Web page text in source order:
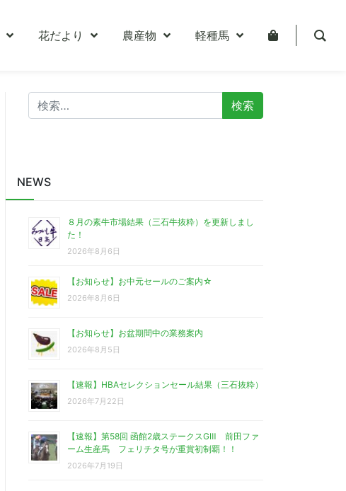
花だより 農産物 軽種馬
検
索:
NEWS
８月の素牛市場結果（三石牛抜粋）を更新しまし
た！
2026年8月6日
【お知らせ】お中元セールのご案内☆
2026年8月6日
【お知らせ】お盆期間中の業務案内
2026年8月5日
【速報】HBAセレクションセール結果（三石抜粋）
2026年7月22日
【速報】第58回 函館2歳ステークスGⅢ 前田ファ
ーム生産馬 フェリチタ号が重賞初制覇！！
2026年7月19日